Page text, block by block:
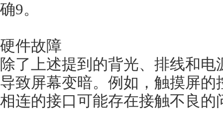
确9。
硬件故障
除了上述提到的背光、排线和
导致屏幕变暗。例如，触摸
相连的接口可能存在接触不良的问题